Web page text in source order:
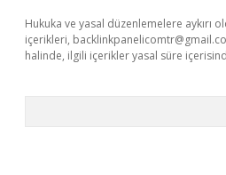
Hukuka ve yasal düzenlemelere aykırı
içerikleri,
halinde, ilgili içerikler yasal süre